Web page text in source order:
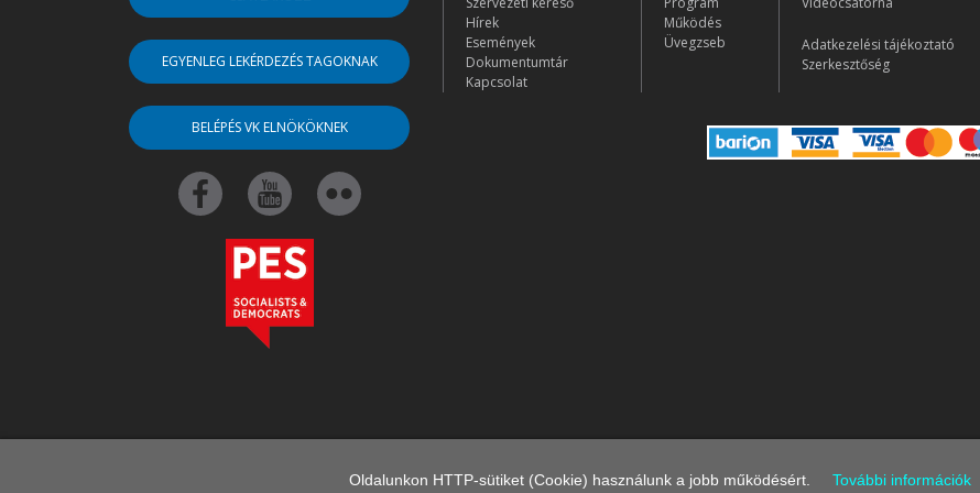
EGYENLEG LEKÉRDEZÉS TAGOKNAK
BELÉPÉS VK ELNÖKÖKNEK
Hírek
Események
Dokumentumtár
Kapcsolat
Működés
Üvegzseb
Adatkezelési tájékoztató
Szerkesztőség
© 2026 Demokratikus Koalíció
Oldalunkon HTTP-sütiket (Cookie) használunk a jobb működésért. További információk